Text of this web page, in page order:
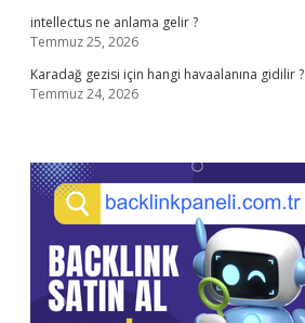
intellectus ne anlama gelir ?
Temmuz 25, 2026
Karadağ gezisi için hangi havaalanına gidilir ?
Temmuz 24, 2026